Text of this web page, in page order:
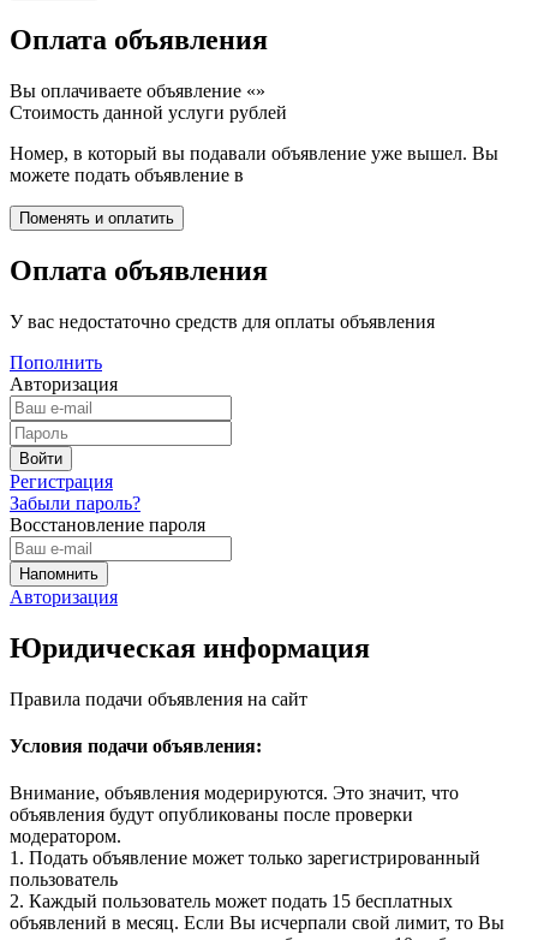
Оплата объявления
Вы оплачиваете объявление «»
Стоимость данной услуги рублей
Номер, в который вы подавали объявление уже вышел. Вы
можете подать объявление в
Оплата объявления
У вас недостаточно средств для оплаты объявления
Пополнить
Авторизация
Регистрация
Забыли пароль?
Восстановление пароля
Авторизация
Юридическая информация
Правила подачи объявления на сайт
Условия подачи объявления:
Внимание, объявления модерируются. Это значит, что
объявления будут опубликованы после проверки
модератором.
1. Подать объявление может только зарегистрированный
пользователь
2. Каждый пользователь может подать 15 бесплатных
объявлений в месяц. Если Вы исчерпали свой лимит, то Вы